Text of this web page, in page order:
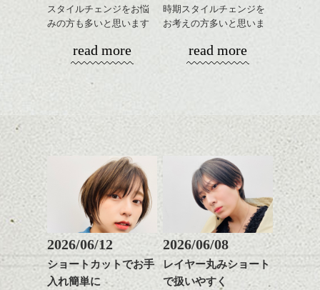
ックスをなじませるだけ
に。
これからのスタイルチェ
ンジの事、髪質に合った
お手入れ方法等、
お待ちしております。
シバタ
ーリングをプラスして透
明感を表現すると
って毎日のお手入れも簡
さり気ない程度にハイラ
スタイリングも簡単で、
ワックスとオイル、バー
ム等の質感を調整しやす
いものを全体になじませ
整えるだけですよ。
これからのスタイルチェ
ンジの事等
是非なんでもご相談して
せます。
質感をかるくととのえな
のも良い感じです。
是非なんでもご相談して
下さいね。
スタイルチェンジをお悩
みの方も多いと思います
やっぱりボブでお手入れ
しやすいスタイルだと毎
日のスタイリングも簡単
あご下のラインでやや長
さを残したボブは雰囲気
も出しやすくていろいろ
おすすめですね。
前髪もやや重めにカット
してラインを強調するの
もこれからは良い感じで
す、
目元が引き締まった印象
に。
read more
時期スタイルチェンジを
お考えの方多いと思いま
コンパクトなフォルムが
をだしやすくスタイリン
グも簡単で良いので朝の
時短にも◎
そんなショートカット。
軽めの前髪で透け感を演
出できるので、
この時期とてもおすすめ
ですよ。
read more
2026/06/12
ショートカットでお手
入れ簡単に
2026/06/08
レイヤー丸みショート
で扱いやすく